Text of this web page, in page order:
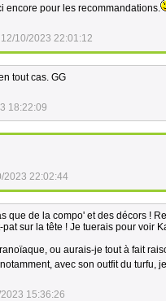
encore pour les recommandations.
12/10/2023 22:01:12
tout cas. GG
18:22:09
2023 22:02:44
que de la compo' et des décors !
sur la tête ! Je tuerais pour voir
ou aurais-je tout à fait
avec son outfit du turfu,
15:36:26